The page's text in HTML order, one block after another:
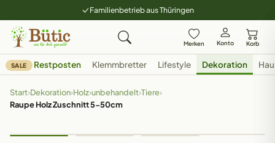
Familienbetrieb aus Thüringen
Merken Konto Korb
SALE Restposten Klemmbretter Lifestyle Dekoration
Start›Dekoration›Holz›unbehandelt›Tiere›
Raupe Holz Zuschnitt 5-50cm